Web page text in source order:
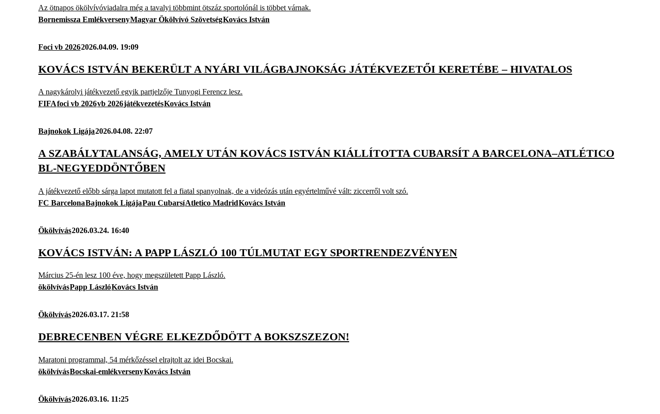
Az ötnapos ökölvívóviadalra még a tavalyi többmint ötszáz sportolónál is többet várnak.
Bornemissza EmlékversenyMagyar Ökölvívó SzövetségKovács István
Foci vb 20262026.04.09. 19:09
KOVÁCS ISTVÁN BEKERÜLT A NYÁRI VILÁGBAJNOKSÁG JÁTÉKVEZETŐI KERETÉBE – HIVATALOS
A nagykárolyi játékvezető egyik partjelzője Tunyogi Ferencz lesz.
FIFAfoci vb 2026vb 2026játékvezetésKovács István
Bajnokok Ligája2026.04.08. 22:07
A SZABÁLYTALANSÁG, AMELY UTÁN KOVÁCS ISTVÁN KIÁLLÍTOTTA CUBARSÍT A BARCELONA–ATLÉTICO
BL-NEGYEDDÖNTŐBEN
A játékvezető előbb sárga lapot mutatott fel a fiatal spanyolnak, de a videózás után egyértelművé vált: ziccerről volt szó.
FC BarcelonaBajnokok LigájaPau CubarsíAtletico MadridKovács István
Ökölvívás2026.03.24. 16:40
KOVÁCS ISTVÁN: A PAPP LÁSZLÓ 100 TÚLMUTAT EGY SPORTRENDEZVÉNYEN
Március 25-én lesz 100 éve, hogy megszületett Papp László.
ökölvívásPapp LászlóKovács István
Ökölvívás2026.03.17. 21:58
DEBRECENBEN VÉGRE ELKEZDŐDÖTT A BOKSZSZEZON!
Maratoni programmal, 54 mérkőzéssel elrajtolt az idei Bocskai.
ökölvívásBocskai-emlékversenyKovács István
Ökölvívás2026.03.16. 11:25